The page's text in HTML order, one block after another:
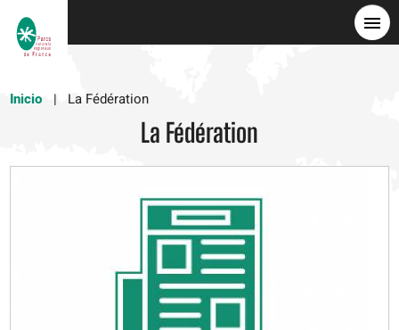
Inicio
La Fédération
La Fédération